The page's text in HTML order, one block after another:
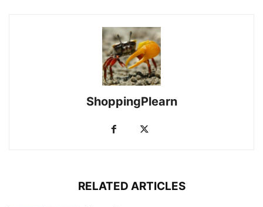
ShoppingPlearn
RELATED ARTICLES